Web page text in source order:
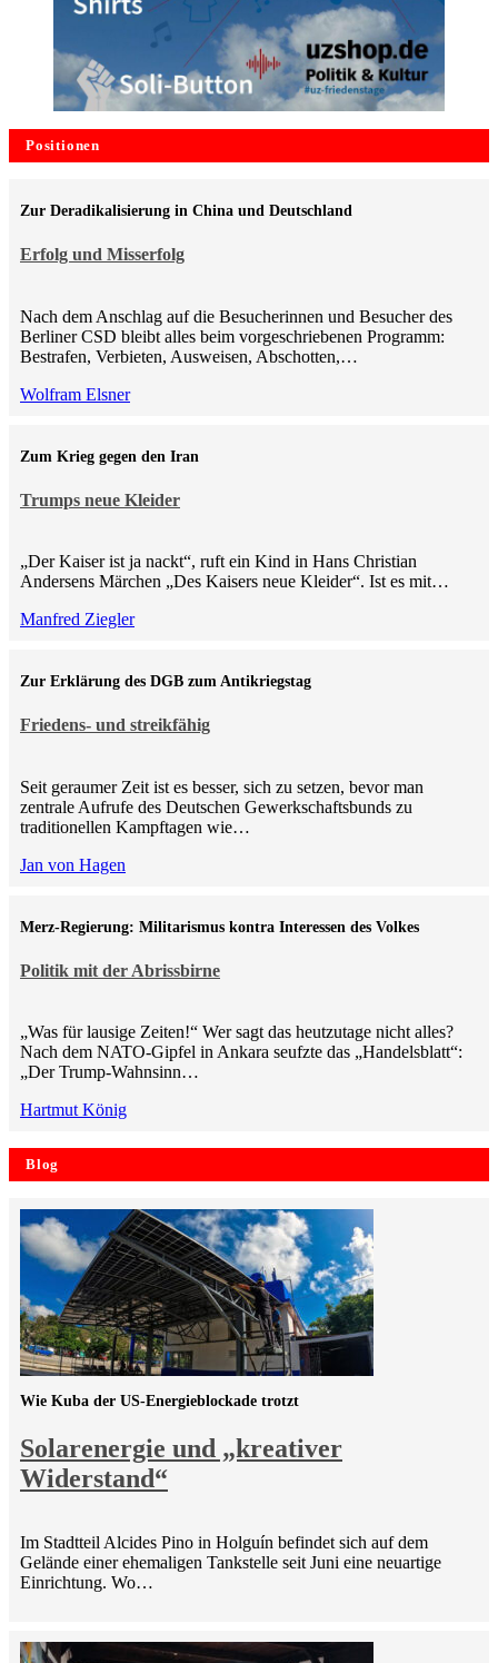
Positionen
Erfolg und Misserfolg
Zur Deradikalisierung in China und Deutschland
Nach dem Anschlag auf die Besucherinnen und Besucher des
Berliner CSD bleibt alles beim vorgeschriebenen Programm:
Bestrafen, Verbieten, Ausweisen, Abschotten,…
Wolfram Elsner
Trumps neue Kleider
Zum Krieg gegen den Iran
„Der Kaiser ist ja nackt“, ruft ein Kind in Hans Christian
Andersens Märchen „Des Kaisers neue Kleider“. Ist es mit…
Manfred Ziegler
Friedens- und streikfähig
Zur Erklärung des DGB zum Antikriegstag
Seit geraumer Zeit ist es besser, sich zu setzen, bevor man
zentrale Aufrufe des Deutschen Gewerkschaftsbunds zu
traditionellen Kampftagen wie…
Jan von Hagen
Politik mit der Abrissbirne
Merz-Regierung: Militarismus kontra Inte­ressen des Volkes
„Was für lausige Zeiten!“ Wer sagt das heutzutage nicht alles?
Nach dem NATO-Gipfel in Ankara seufzte das „Handelsblatt“:
„Der Trump-Wahnsinn…
Hartmut König
Blog
Solarenergie und „kreativer
Widerstand“
Wie Kuba der US-Energieblockade trotzt
Im Stadtteil Alcides Pino in Holguín befindet sich auf dem
Gelände einer ehemaligen Tankstelle seit Juni eine neuartige
Einrichtung. Wo…